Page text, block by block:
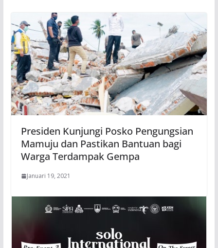
Presiden Kunjungi Posko Pengungsian
Mamuju dan Pastikan Bantuan bagi
Warga Terdampak Gempa
Januari 19, 2021